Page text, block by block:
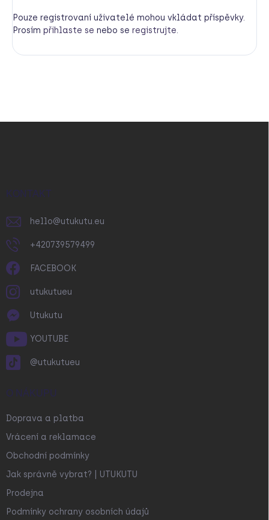
Pouze registrovaní uživatelé mohou vkládat příspěvky.
Prosím přihlaste se nebo se registrujte.
KONTAKT
hello@utukutu.eu
+420739579499
FACEBOOK
utukutueu
Utukutu
YOUTUBE
@utukutueu
O NÁKUPU
Doprava a platba
Vrácení a reklamace
Obchodní podmínky
Jak správně vybrat? | UTUKUTU
Prodejna
Podmínky ochrany osobních údajů